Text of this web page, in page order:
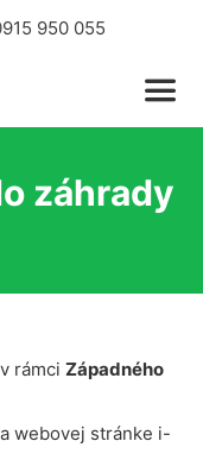
950 055
záhrady
rámci Západného
webovej stránke i-